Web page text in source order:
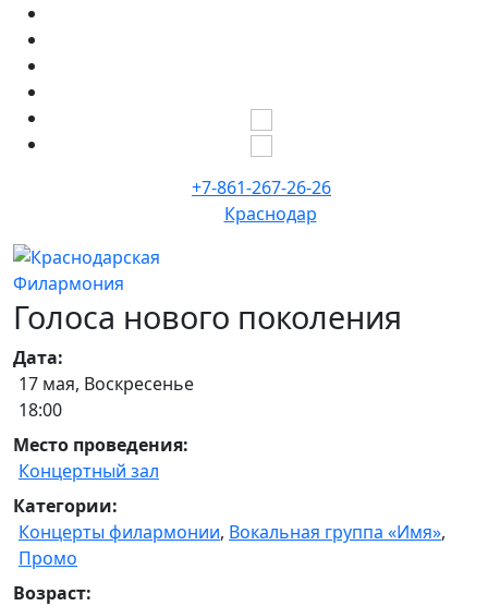
+7-861-267-26-26
Краснодар
Голоса нового поколения
Дата:
17 мая, Воскресенье
18:00
Место проведения:
Концертный зал
Категории:
Концерты филармонии, Вокальная группа «Имя»,
Промо
Возраст: